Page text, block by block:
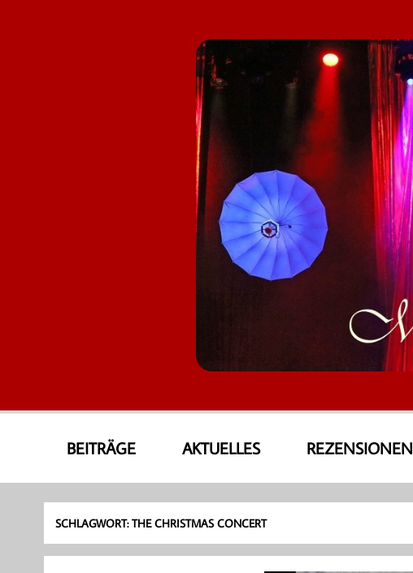
BEITRÄGE AKTUELLES REZENSIONEN
SCHLAGWORT:THE CHRISTMAS CONCERT